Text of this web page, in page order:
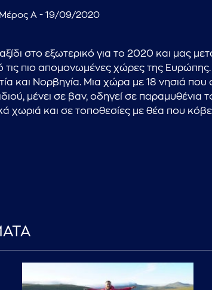
Α - 19/09/2020
στο εξωτερικό για το 2020 και μας
τις πιο απομονωμένες χώρες της
και Νορβηγία. Μια χώρα με 18 νησιά
μένει σε βαν, οδηγεί σε παραμυθένια
χωριά και σε τοποθεσίες με θέα που